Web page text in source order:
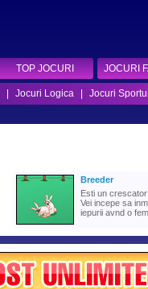
TOP JOCURI JOCURI
Jocuri Logica
Jocuri
Breeder
Esti un
Vei incepe sa
iepurii avnd o